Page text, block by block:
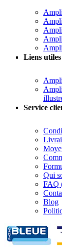
Liens utiles
Service
Qui
FAQ
Blog